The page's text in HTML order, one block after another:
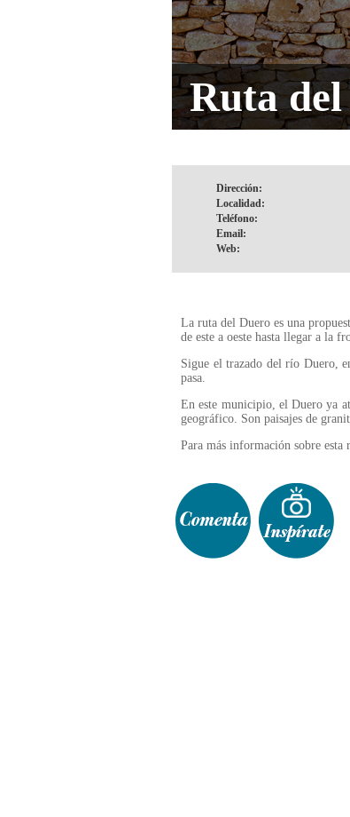
Ruta
Dirección:
Localidad:
Teléfono:
Email:
Web:
La ruta del Duero es una
de este a oeste hasta llegar a la
Sigue el trazado del río Duero,
pasa.
En este municipio, el Duero ya
geográfico. Son paisajes de
Para más información sobre